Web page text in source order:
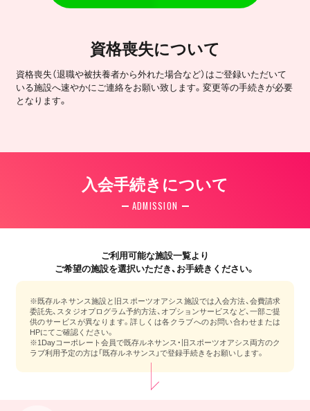
資格喪失について
資格喪失（退職や被扶養者から外れた場合など）はご登録いただいて
いる施設へ速やかにご連絡をお願い致します。変更等の手続きが必要
となります。
入会手続きについて
ADMISSION
ご利用可能な施設一覧より
ご希望の施設を選択いただき、お手続きください。
※既存ルネサンス施設と旧スポーツオアシス施設では入会方法、会費請求
委託先、スタジオプログラム予約方法、オプションサービスなど、一部ご提
供のサービスが異なります。詳しくは各クラブへのお問い合わせまたは
HPにてご確認ください。
※1Dayコーポレート会員で既存ルネサンス・旧スポーツオアシス両方のク
ラブ利用予定の方は「既存ルネサンス」で登録手続きをお願いします。